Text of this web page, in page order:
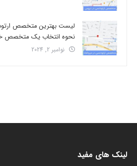
لیست بهترین متخصص
نحوه انتخاب یک متخصص
نوامبر 2, 2024
لینک های مفید